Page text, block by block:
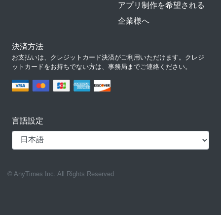
アプリ制作を希望される
企業様へ
決済方法
お支払いは、クレジットカード決済がご利用いただけます。クレジ
ットカードをお持ちでない方は、事務局までご連絡ください。
言語設定
© AnyTimes Inc. All Rights Reserved